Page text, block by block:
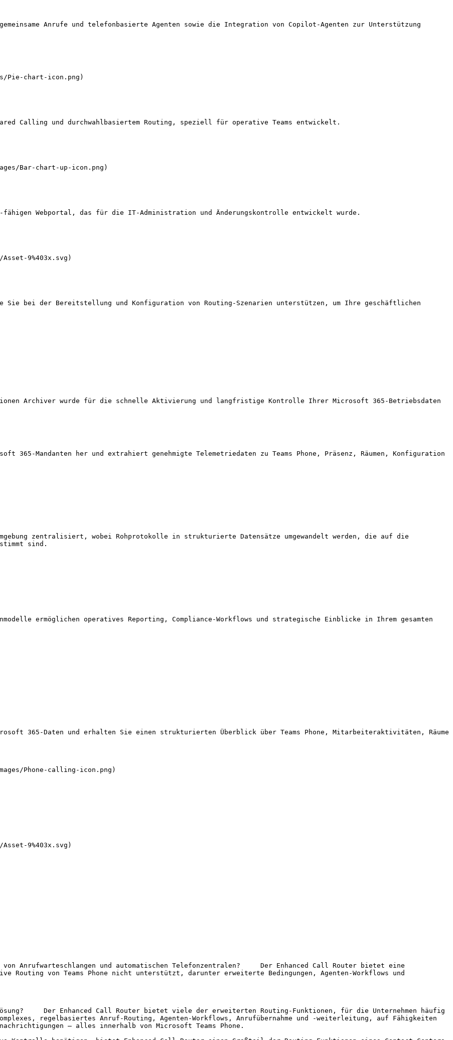
Anrufe und telefonbasierte Agenten sowie die Integration von Copilot-Agenten zur Unterstützung
Calling und durchwahlbasiertem Routing, speziell für operative Teams entwickelt.
fähigen Webportal, das für die IT-Administration und Änderungskontrolle entwickelt wurde.
Sie bei der Bereitstellung und Konfiguration von Routing-Szenarien unterstützen, um Ihre geschäftlichen
Archiver wurde für die schnelle Aktivierung und langfristige Kontrolle Ihrer Microsoft 365-Betriebsdaten
Mandanten her und extrahiert genehmigte Telemetriedaten zu Teams Phone, Präsenz, Räumen, Konfiguration
zentralisiert, wobei Rohprotokolle in strukturierte Datensätze umgewandelt werden, die auf die
sind.
ermöglichen operatives Reporting, Compliance-Workflows und strategische Einblicke in Ihrem gesamten
365-Daten und erhalten Sie einen strukturierten Überblick über Teams Phone, Mitarbeiteraktivitäten, Räume
von Teams Phone nicht unterstützt, darunter erweiterte Bedingungen, Agenten-Workflows und
regelbasiertes Anruf-Routing, Agenten-Workflows, Anrufübernahme und -weiterleitung, auf Fähigkeiten
– alles innerhalb von Microsoft Teams Phone.